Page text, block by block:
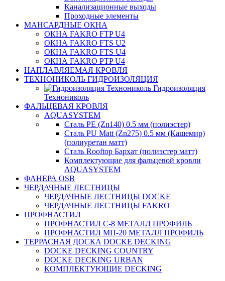
Канализационные выходы
Проходные элементы
МАНСАРДНЫЕ ОКНА
ОКНА FAKRO FTP U4
ОКНА FAKRO FTS U2
ОКНА FAKRO FTS U4
ОКНА FAKRO PTP U4
НАПЛАВЛЯЕМАЯ КРОВЛЯ
ТЕХНОНИКОЛЬ ГИДРОИЗОЛЯЦИЯ
Гидроизоляция
Технониколь
ФАЛЬЦЕВАЯ КРОВЛЯ
AQUASYSTEM
Сталь PE (Zn140) 0.5 мм (полиэстер)
Сталь PU Matt (Zn275) 0.5 мм (Кашемир)
(полиуретан матт)
Сталь Rooftop Бархат (полиэстер матт)
Комплектующие для фальцевой кровли
AQUASYSTEM
ФАНЕРА OSB
ЧЕРДАЧНЫЕ ЛЕСТНИЦЫ
ЧЕРДАЧНЫЕ ЛЕСТНИЦЫ DOCKE
ЧЕРДАЧНЫЕ ЛЕСТНИЦЫ FAKRO
ПРОФНАСТИЛ
ПРОФНАСТИЛ C-8 МЕТАЛЛ ПРОФИЛЬ
ПРОФНАСТИЛ МП-20 МЕТАЛЛ ПРОФИЛЬ
ТЕРРАСНАЯ ДОСКА DOCKE DECKING
DOCKE DECKING COUNTRY
DOCKE DECKING URBAN
КОМПЛЕКТУЮЩИЕ DECKING